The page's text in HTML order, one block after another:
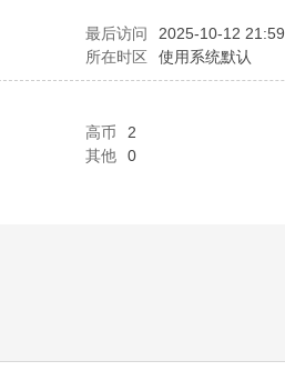
最后访问
2025-10-12 21:59
所在时区 使用系统默认
高币
2
其他
0